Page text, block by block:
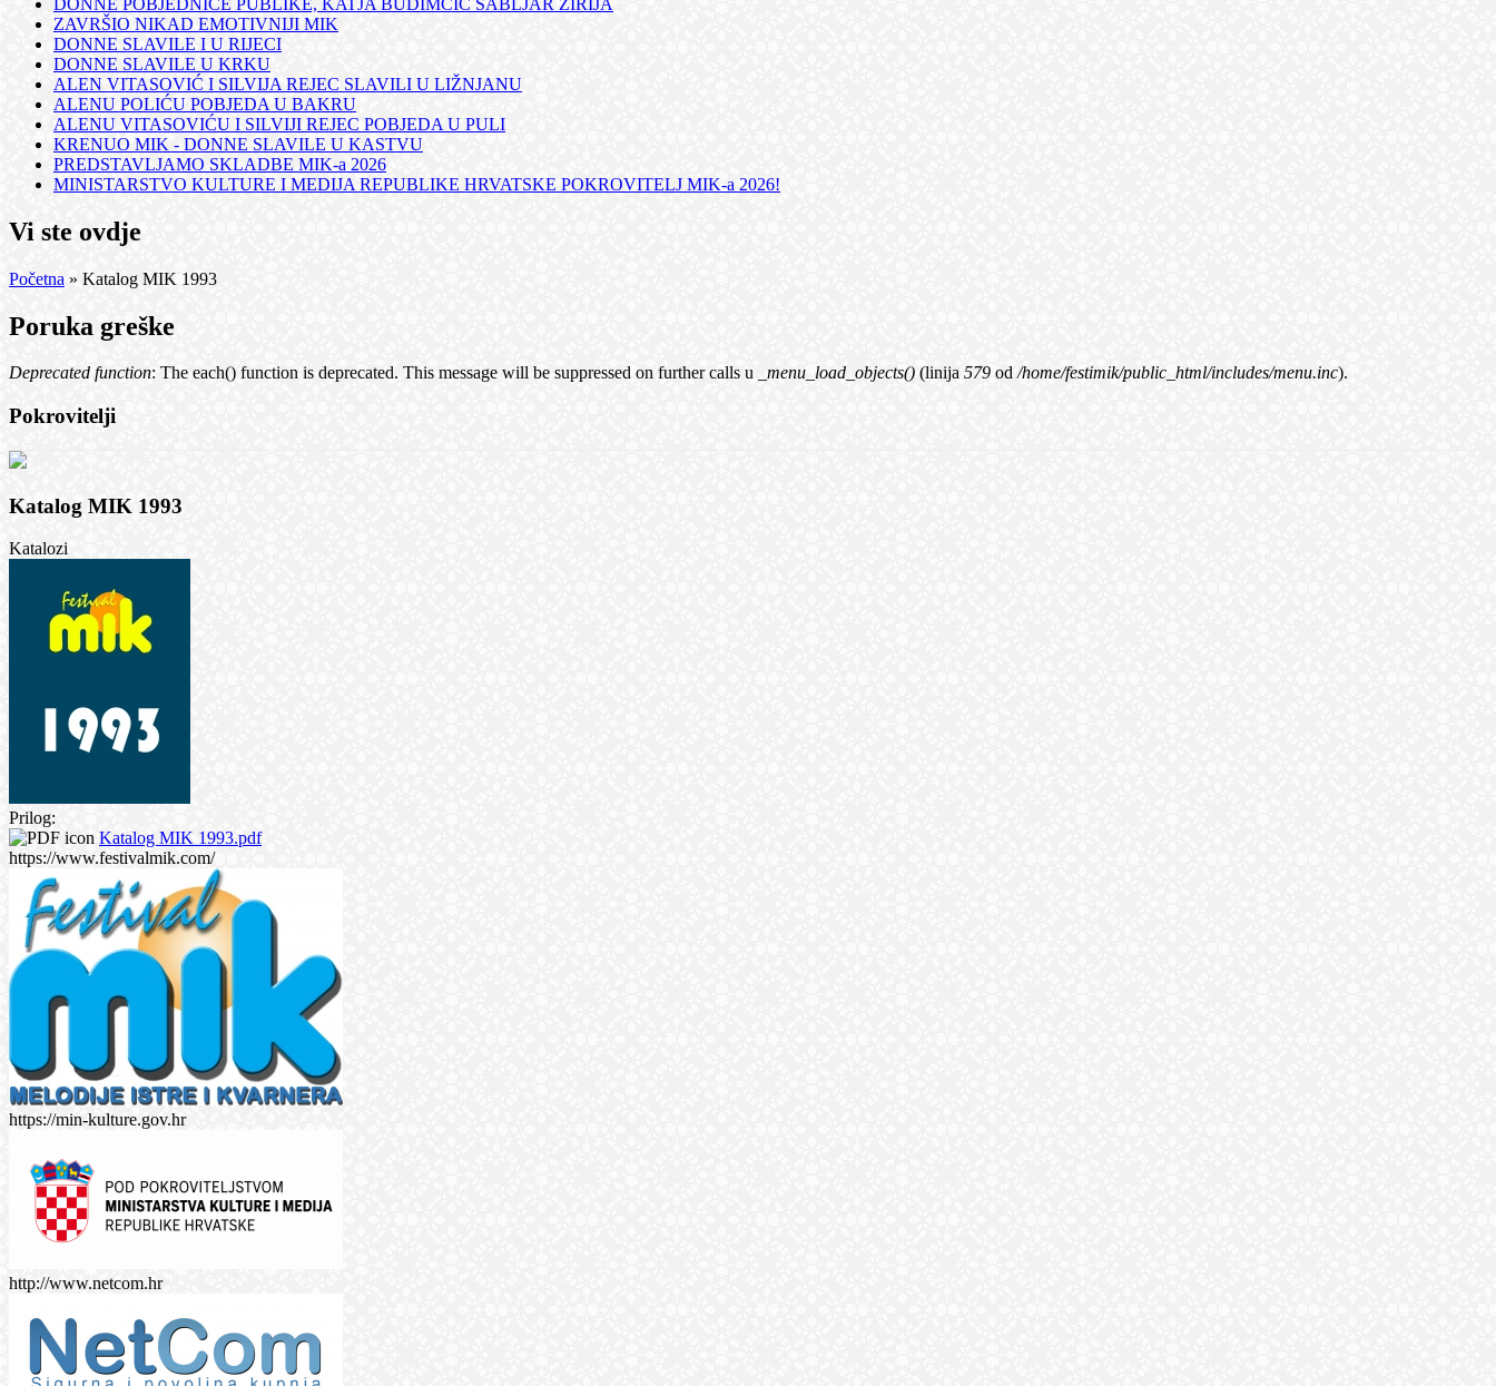
ZAVRŠIO NIKAD EMOTIVNIJI MIK
DONNE SLAVILE I U RIJECI
DONNE SLAVILE U KRKU
ALEN VITASOVIĆ I SILVIJA REJEC SLAVILI U LIŽNJANU
ALENU POLIĆU POBJEDA U BAKRU
ALENU VITASOVIĆU I SILVIJI REJEC POBJEDA U PULI
KRENUO MIK - DONNE SLAVILE U KASTVU
PREDSTAVLJAMO SKLADBE MIK-a 2026
MINISTARSTVO KULTURE I MEDIJA REPUBLIKE HRVATSKE POKROVITELJ MIK-a 2026!
Vi ste ovdje
Početna » Katalog MIK 1993
Poruka greške
Deprecated function: The each() function is deprecated. This message will be suppressed on further calls u _menu_load_objects() (linija 579 od/home/festimik/public_html/includes/menu.inc).
Pokrovitelji
Katalog MIK 1993
Katalozi
Prilog:
Katalog MIK 1993.pdf
https://www.festivalmik.com/
https://min-kulture.gov.hr
http://www.netcom.hr